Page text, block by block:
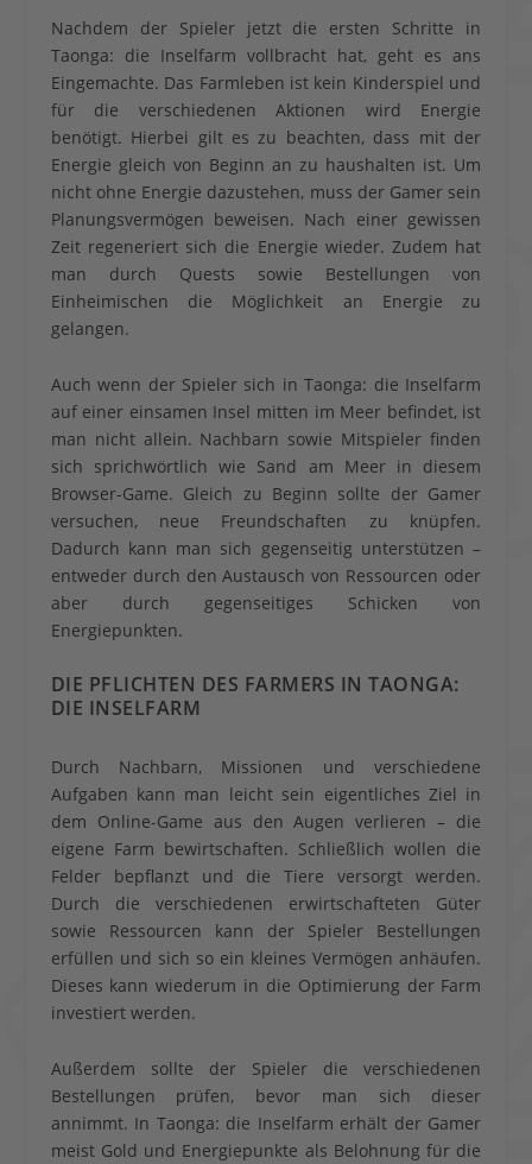
Nachdem der Spieler jetzt die ersten Schritte in
Taonga: die Inselfarm vollbracht hat, geht es ans
Eingemachte. Das Farmleben ist kein Kinderspiel und
für die verschiedenen Aktionen wird Energie
benötigt. Hierbei gilt es zu beachten, dass mit der
Energie gleich von Beginn an zu haushalten ist. Um
nicht ohne Energie dazustehen, muss der Gamer sein
Planungsvermögen beweisen. Nach einer gewissen
Zeit regeneriert sich die Energie wieder. Zudem hat
man durch Quests sowie Bestellungen von
Einheimischen die Möglichkeit an Energie zu
gelangen.
Auch wenn der Spieler sich in Taonga: die Inselfarm
auf einer einsamen Insel mitten im Meer befindet, ist
man nicht allein. Nachbarn sowie Mitspieler finden
sich sprichwörtlich wie Sand am Meer in diesem
Browser-Game. Gleich zu Beginn sollte der Gamer
versuchen, neue Freundschaften zu knüpfen.
Dadurch kann man sich gegenseitig unterstützen –
entweder durch den Austausch von Ressourcen oder
aber durch gegenseitiges Schicken von
Energiepunkten.
DIE PFLICHTEN DES FARMERS IN TAONGA:
DIE INSELFARM
Durch Nachbarn, Missionen und verschiedene
Aufgaben kann man leicht sein eigentliches Ziel in
dem Online-Game aus den Augen verlieren – die
eigene Farm bewirtschaften. Schließlich wollen die
Felder bepflanzt und die Tiere versorgt werden.
Durch die verschiedenen erwirtschafteten Güter
sowie Ressourcen kann der Spieler Bestellungen
erfüllen und sich so ein kleines Vermögen anhäufen.
Dieses kann wiederum in die Optimierung der Farm
investiert werden.
Außerdem sollte der Spieler die verschiedenen
Bestellungen prüfen, bevor man sich dieser
annimmt. In Taonga: die Inselfarm erhält der Gamer
meist Gold und Energiepunkte als Belohnung für die